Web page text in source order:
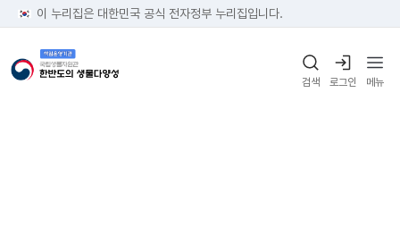
이 누리집은 대한민국 공식 전자정부 누리집입니다.
검색 로그인 메뉴